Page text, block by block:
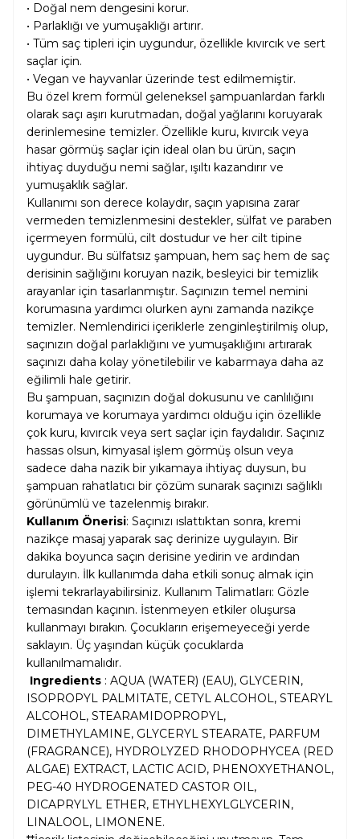
• Doğal nem dengesini korur.
• Parlaklığı ve yumuşaklığı artırır.
• Tüm saç tipleri için uygundur, özellikle kıvırcık ve sert
saçlar için.
• Vegan ve hayvanlar üzerinde test edilmemiştir.
Bu özel krem formül geleneksel şampuanlardan farklı
olarak saçı aşırı kurutmadan, doğal yağlarını koruyarak
derinlemesine temizler. Özellikle kuru, kıvırcık veya
hasar görmüş saçlar için ideal olan bu ürün, saçın
ihtiyaç duyduğu nemi sağlar, ışıltı kazandırır ve
yumuşaklık sağlar.
Kullanımı son derece kolaydır, saçın yapısına zarar
vermeden temizlenmesini destekler, sülfat ve paraben
içermeyen formülü, cilt dostudur ve her cilt tipine
uygundur. Bu sülfatsız şampuan, hem saç hem de saç
derisinin sağlığını koruyan nazik, besleyici bir temizlik
arayanlar için tasarlanmıştır. Saçınızın temel nemini
korumasına yardımcı olurken aynı zamanda nazikçe
temizler. Nemlendirici içeriklerle zenginleştirilmiş olup,
saçınızın doğal parlaklığını ve yumuşaklığını artırarak
saçınızı daha kolay yönetilebilir ve kabarmaya daha az
eğilimli hale getirir.
Bu şampuan, saçınızın doğal dokusunu ve canlılığını
korumaya ve korumaya yardımcı olduğu için özellikle
çok kuru, kıvırcık veya sert saçlar için faydalıdır. Saçınız
hassas olsun, kimyasal işlem görmüş olsun veya
sadece daha nazik bir yıkamaya ihtiyaç duysun, bu
şampuan rahatlatıcı bir çözüm sunarak saçınızı sağlıklı
görünümlü ve tazelenmiş bırakır.
Kullanım Önerisi: Saçınızı ıslattıktan sonra, kremi
nazikçe masaj yaparak saç derinize uygulayın. Bir
dakika boyunca saçın derisine yedirin ve ardından
durulayın. İlk kullanımda daha etkili sonuç almak için
işlemi tekrarlayabilirsiniz. Kullanım Talimatları: Gözle
temasından kaçının. İstenmeyen etkiler oluşursa
kullanmayı bırakın. Çocukların erişemeyeceği yerde
saklayın. Üç yaşından küçük çocuklarda
kullanılmamalıdır.
Ingredients : AQUA (WATER) (EAU), GLYCERIN,
ISOPROPYL PALMITATE, CETYL ALCOHOL, STEARYL
ALCOHOL, STEARAMIDOPROPYL,
DIMETHYLAMINE, GLYCERYL STEARATE, PARFUM
(FRAGRANCE), HYDROLYZED RHODOPHYCEA (RED
ALGAE) EXTRACT, LACTIC ACID, PHENOXYETHANOL,
PEG-40 HYDROGENATED CASTOR OIL,
DICAPRYLYL ETHER, ETHYLHEXYLGLYCERIN,
LINALOOL, LIMONENE.